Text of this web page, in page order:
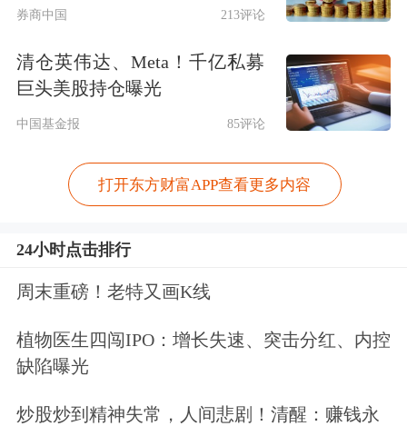
家，那么中位数在2100家左右的时候，
下跌幅度只有0.6%。换句话来讲，今天
很多人实际上是伤害并不大，但是受到
的恐吓却很大，有句话怎么说？这个世
界上本来没有鬼，人吓人吓死人，说的
就是这种现象。
今天行情主要就体现在急剧，快速的爆
裂的杀跌。这种杀跌坦率地讲，要比持
续不断的阴跌要好得多。当然这里有一
些自我安慰的意思，因为既然要面对一
个上不去就会跌的现实，那么选择暴跌
券商中国 213评论
清仓英伟达、Meta！千亿私募
巨头美股持仓曝光
中国基金报 85评论
打开东方财富APP查看更多内容
24小时点击排行
周末重磅！老特又画K线
植物医生四闯IPO：增长失速、突击分红、内控
缺陷曝光
炒股炒到精神失常，人间悲剧！清醒：赚钱永